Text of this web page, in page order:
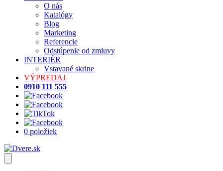
O nás
Katalógy
Blog
Marketing
Referencie
Odstúpenie od zmluvy
INTERIÉR
Vstavané skrine
VÝPREDAJ
0910 111 555
0 položiek